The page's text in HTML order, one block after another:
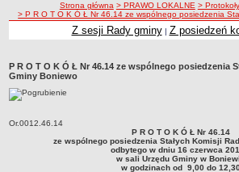
Lokalizacja
Zadania publiczne
Zabytki Gminy
Plan Zagospodarowania Przestrzennego
Miejscowy Plan Zagospodarowania
terenów Gminy Boniewo
System Informacji Przestrzennej e-mapa
ścieżka nawigacji
Strona główna > PRAWO LOKALNE > Protokoły
> P R O T O K Ó Ł Nr 46.14 ze wspólnego posiedzenia
Z sesji Rady gminy| Z posiedzeń
P R O T O K Ó Ł Nr 46.14 ze wspólnego posiedzenia
Gminy Boniewo
Or.0012.46.14
P R O T O K Ó Ł Nr 46.14
ze wspólnego posiedzenia Stałych Komisji
odbytego w dniu 16 czerwca
w sali Urzędu Gminy w
w godzinach od 9,00 do